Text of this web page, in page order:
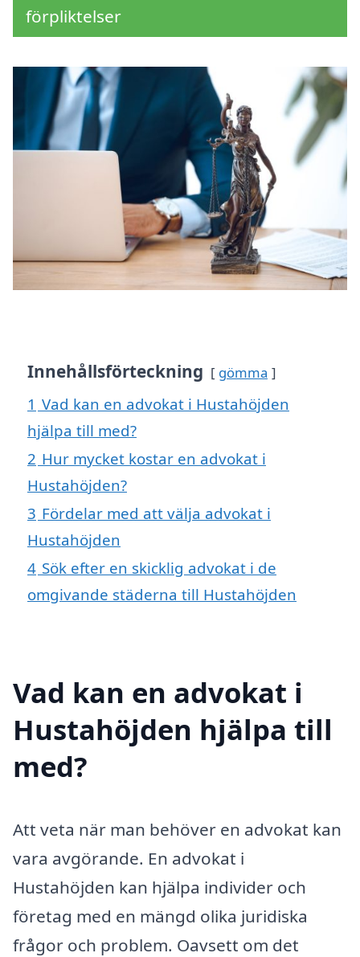
förpliktelser
Innehållsförteckning gömma
1 Vad kan en advokat i Hustahöjden
hjälpa till med?
2 Hur mycket kostar en advokat i
Hustahöjden?
3 Fördelar med att välja advokat i
Hustahöjden
4 Sök efter en skicklig advokat i de
omgivande städerna till Hustahöjden
Vad kan en advokat i
Hustahöjden hjälpa till
med?
Att veta när man behöver en advokat kan
vara avgörande. En advokat i
Hustahöjden kan hjälpa individer och
företag med en mängd olika juridiska
frågor och problem. Oavsett om det